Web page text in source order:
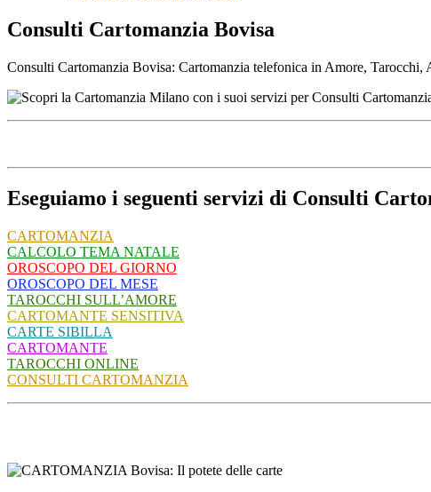
Consulti Cartomanzia Bovisa
Consulti Cartomanzia Bovisa: Cartomanzia telefonica in Amore,
Eseguiamo i seguenti servizi di Consulti
CARTOMANZIA
CALCOLO TEMA NATALE
OROSCOPO DEL GIORNO
OROSCOPO DEL MESE
TAROCCHI SULL’AMORE
CARTOMANTE SENSITIVA
CARTE SIBILLA
CARTOMANTE
TAROCCHI ONLINE
CONSULTI CARTOMANZIA